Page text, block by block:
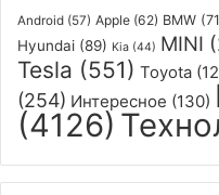
Android (57) Apple (62) BMW
Hyundai (89) Kia (44) MINI
Tesla (551) Toyota
(254) Интересное (130)
(4126)